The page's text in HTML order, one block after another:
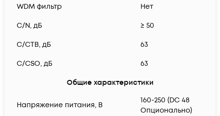
WDM фильтр Нет
C/N, дБ ≥ 50
C/CTB, дБ 63
C/CSO, дБ 63
Общие характеристики
Напряжение питания, В
160-250 (DC 48
Опционально)